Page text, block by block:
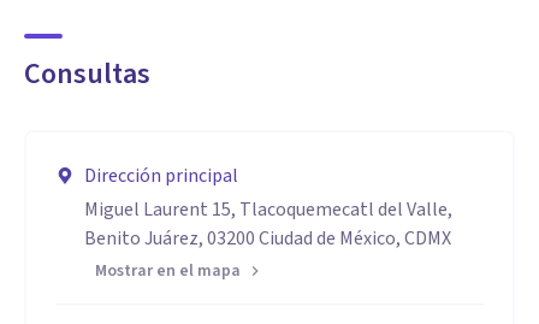
Consultas
Dirección principal
Miguel Laurent 15, Tlacoquemecatl del Valle,
Benito Juárez, 03200 Ciudad de México, CDMX
Mostrar en el mapa